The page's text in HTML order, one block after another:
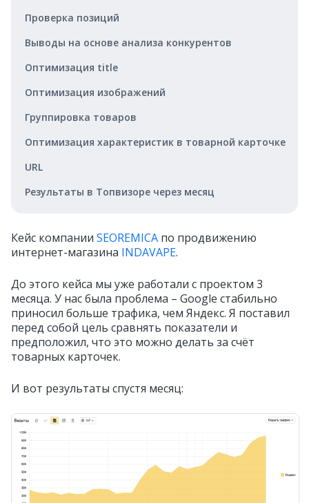
Проверка позиций
Выводы на основе анализа конкурентов
Оптимизация title
Оптимизация изображений
Группировка товаров
Оптимизация характеристик в товарной карточке
URL
Результаты в Топвизоре через месяц
Кейс компании SEOREMICA по продвижению
интернет-магазина INDAVAPE.
До этого кейса мы уже работали с проектом 3
месяца. У нас была проблема – Google стабильно
приносил больше трафика, чем Яндекс. Я поставил
перед собой цель сравнять показатели и
предположил, что это можно делать за счёт
товарных карточек.
И вот результаты спустя месяц: